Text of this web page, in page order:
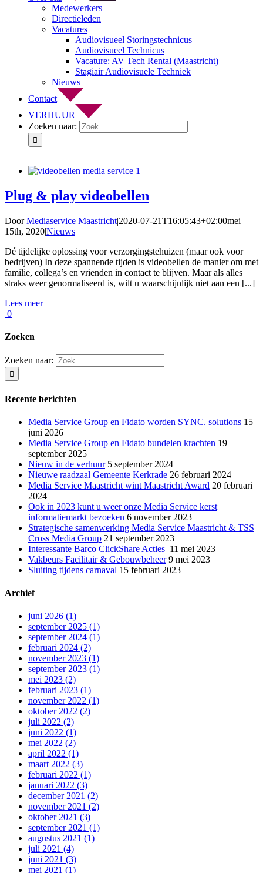
Medewerkers
Directieleden
Vacatures
Audiovisueel Storingstechnicus
Audiovisueel Technicus
Vacature: AV Tech Rental (Maastricht)
Stagiair Audiovisuele Techniek
Nieuws
Contact
VERHUUR
Zoeken naar:
Plug & play videobellen
DoorMediaservice Maastricht|2020-07-21T16:05:43+02:00mei
15th, 2020|Nieuws|
Dé tijdelijke oplossing voor verzorgingstehuizen (maar ook voor
bedrijven) In deze spannende tijden is videobellen de manier om met
familie, collega’s en vrienden in contact te blijven. Maar als alles
straks weer genormaliseerd is, wilt u waarschijnlijk niet aan een [...]
Lees meer
0
Zoeken
Zoeken naar:
Recente berichten
Media Service Group en Fidato worden SYNC. solutions 15
juni 2026
Media Service Group en Fidato bundelen krachten 19
september 2025
Nieuw in de verhuur 5 september 2024
Nieuwe raadzaal Gemeente Kerkrade 26 februari 2024
Media Service Maastricht wint Maastricht Award 20 februari
2024
Ook in 2023 kunt u weer onze Media Service kerst
informatiemarkt bezoeken 6 november 2023
Strategische samenwerking Media Service Maastricht & TSS
Cross Media Group 21 september 2023
Interessante Barco ClickShare Acties 11 mei 2023
Vakbeurs Facilitair & Gebouwbeheer 9 mei 2023
Sluiting tijdens carnaval 15 februari 2023
Archief
juni 2026 (1)
september 2025 (1)
september 2024 (1)
februari 2024 (2)
november 2023 (1)
september 2023 (1)
mei 2023 (2)
februari 2023 (1)
november 2022 (1)
oktober 2022 (2)
juli 2022 (2)
juni 2022 (1)
mei 2022 (2)
april 2022 (1)
maart 2022 (3)
februari 2022 (1)
januari 2022 (3)
december 2021 (2)
november 2021 (2)
oktober 2021 (3)
september 2021 (1)
augustus 2021 (1)
juli 2021 (4)
juni 2021 (3)
mei 2021 (1)